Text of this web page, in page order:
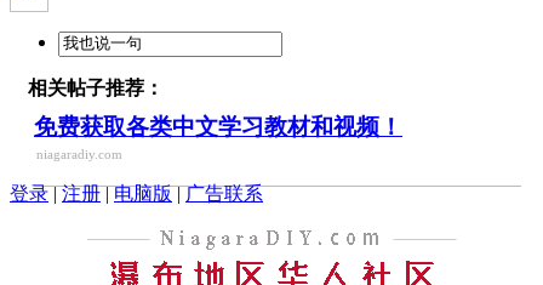
相关帖子推荐：
免费获取各类中文学习教材和视频！
niagaradiy.com
登录|注册|电脑版|广告联系